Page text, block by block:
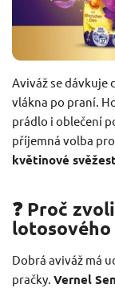
Aviváž se dávkuje
vlákna po praní.
prádlo i oblečení
příjemná volba
květinové
❓ Proč
lotosového
Dobrá aviváž má
pračky. Vernel